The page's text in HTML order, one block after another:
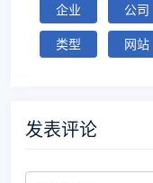
企业 公司
类型
网站
发表评论